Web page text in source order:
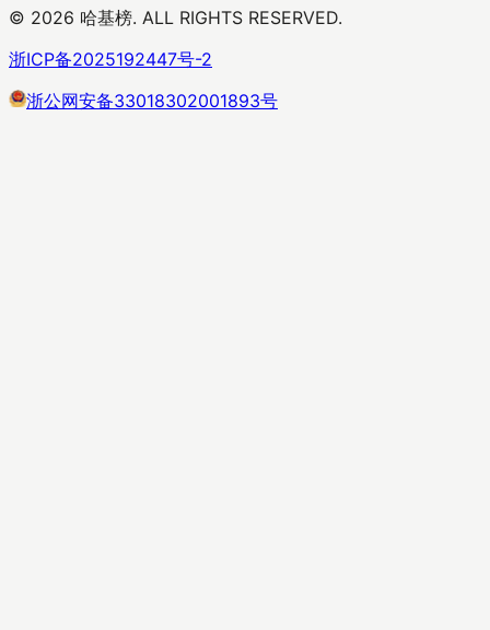
© 2026 哈基榜. ALL RIGHTS RESERVED.
浙ICP备2025192447号-2
浙公网安备33018302001893号